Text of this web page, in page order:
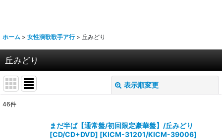
ホーム > 女性演歌歌手ア行 > 丘みどり
丘みどり
表示順変更
46件
まだ半ば【通常盤/初回限定豪華盤】/丘みどり
[CD/CD+DVD] [KICM-31201/KICM-39006]